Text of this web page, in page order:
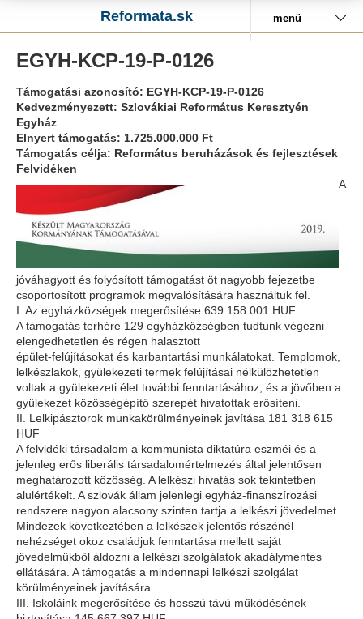
Reformata.sk menü
EGYH-KCP-19-P-0126
Támogatási azonosító: EGYH-KCP-19-P-0126
Kedvezményezett: Szlovákiai Református Keresztyén
Egyház
Elnyert támogatás: 1.725.000.000 Ft
Támogatás célja: Református beruházások és fejlesztések
Felvidéken
A
jóváhagyott és folyósított támogatást öt nagyobb fejezetbe
csoportosított programok megvalósítására használtuk fel.
I. Az egyházközségek megerősítése 639 158 001 HUF
A támogatás terhére 129 egyházközségben tudtunk végezni
elengedhetetlen és régen halasztott
épület-felújításokat és karbantartási munkálatokat. Templomok,
lelkészlakok, gyülekezeti termek felújításai nélkülözhetetlen
voltak a gyülekezeti élet további fenntartásához, és a jövőben a
gyülekezet közösségépítő szerepét hivatottak erősíteni.
II. Lelkipásztorok munkakörülményeinek javítása 181 318 615
HUF
A felvidéki társadalom a kommunista diktatúra eszméi és a
jelenleg erős liberális társadalomértelmezés által jelentősen
meghatározott közösség. A lelkészi hivatás sok tekintetben
alulértékelt. A szlovák állam jelenlegi egyház-finanszírozási
rendszere nagyon alacsony szinten tartja a lelkészi jövedelmet.
Mindezek következtében a lelkészek jelentős részénél
nehézséget okoz családjuk fenntartása mellett saját
jövedelmükből áldozni a lelkészi szolgálatok akadálymentes
ellátására. A támogatás a mindennapi lelkészi szolgálat
körülményeinek javítására.
III. Iskoláink megerősítése és hosszú távú működésének